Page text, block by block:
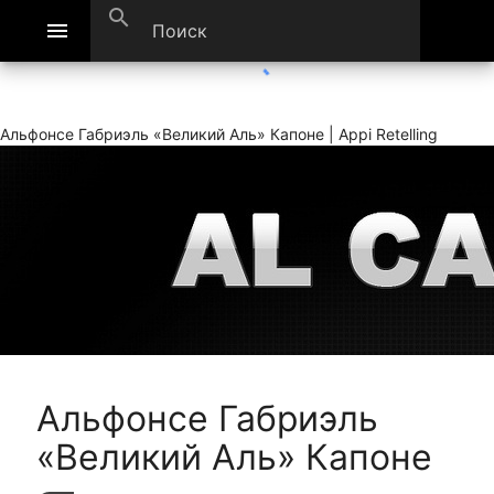
menu search
Альфонсе Габриэль «Великий Аль» Капоне | Appi Retelling
Альфонсе Габриэль
«Великий Аль» Капоне